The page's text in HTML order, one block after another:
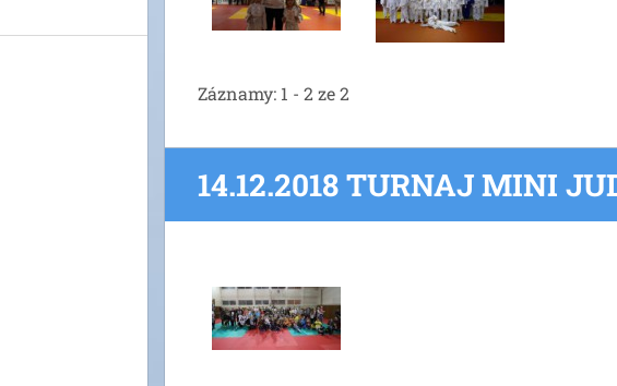
Záznamy: 1 - 2 ze 2
14.12.2018 TURNAJ MINI